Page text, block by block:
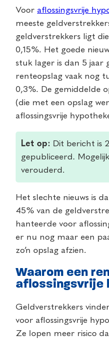
Voor aflossingsvrije
meeste
geldverstrekkers ligt
0,15%. Het goede
stuk lager is dan 5 jaar
renteopslag vaak nog
0,3%. De gemiddelde
(die met een opslag
aflossingsvrije
Let op: Dit bericht is
gepubliceerd.
verouderd.
Het slechte nieuws is
45% van de
hanteerde voor
er nu nog maar een
zo’n opslag afzien.
Waarom een
aflossingsvrije
Geldverstrekkers
voor aflossingsvrije
Ze lopen meer risico